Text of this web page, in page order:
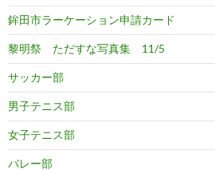
鉾田市ラーケーション申請カード
黎明祭 ただすな写真集 11/5
サッカー部
男子テニス部
女子テニス部
バレー部